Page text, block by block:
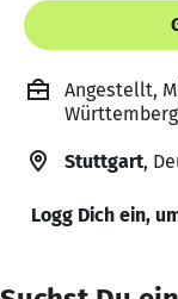
Angestellt,
Stuttgart,
Logg Dich ein,